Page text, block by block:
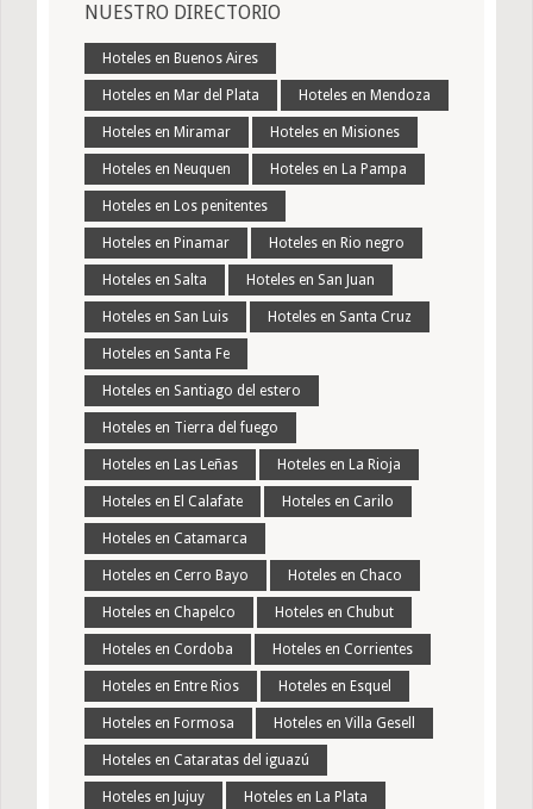
NUESTRO DIRECTORIO
Hoteles en Buenos Aires
Hoteles en Mar del Plata Hoteles en Mendoza
Hoteles en Miramar Hoteles en Misiones
Hoteles en Neuquen Hoteles en La Pampa
Hoteles en Los penitentes
Hoteles en Pinamar Hoteles en Rio negro
Hoteles en Salta Hoteles en San Juan
Hoteles en San Luis Hoteles en Santa Cruz
Hoteles en Santa Fe
Hoteles en Santiago del estero
Hoteles en Tierra del fuego
Hoteles en Las Leñas Hoteles en La Rioja
Hoteles en El Calafate Hoteles en Carilo
Hoteles en Catamarca
Hoteles en Cerro Bayo Hoteles en Chaco
Hoteles en Chapelco Hoteles en Chubut
Hoteles en Cordoba Hoteles en Corrientes
Hoteles en Entre Rios Hoteles en Esquel
Hoteles en Formosa Hoteles en Villa Gesell
Hoteles en Cataratas del iguazú
Hoteles en Jujuy Hoteles en La Plata